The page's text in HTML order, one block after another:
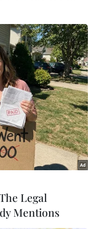
#Địa Trung Hải
Legal
Mentions